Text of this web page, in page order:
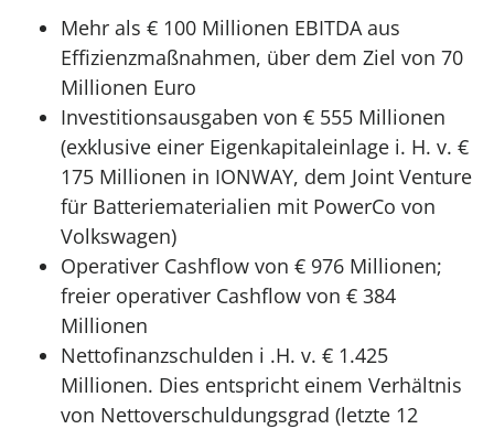
Mehr als € 100 Millionen EBITDA aus
Effizienzmaßnahmen, über dem Ziel von 70
Millionen Euro
Investitionsausgaben von € 555 Millionen
(exklusive einer Eigenkapitaleinlage i. H. v. €
175 Millionen in IONWAY, dem Joint Venture
für Batteriematerialien mit PowerCo von
Volkswagen)
Operativer Cashflow von € 976 Millionen;
freier operativer Cashflow von € 384
Millionen
Nettofinanzschulden i .H. v. € 1.425
Millionen. Dies entspricht einem Verhältnis
von Nettoverschuldungsgrad (letzte 12